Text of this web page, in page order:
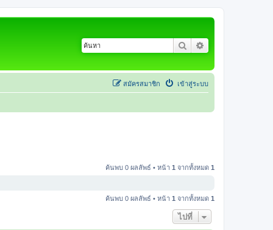
ค้นหา
เข้าสู่ระบบ
สมัครสมาชิก
ค้นพบ 0 ผลลัพธ์ • หน้า 1 จากทั้งหมด 1
ค้นพบ 0 ผลลัพธ์ • หน้า 1 จากทั้งหมด 1
ไปที่